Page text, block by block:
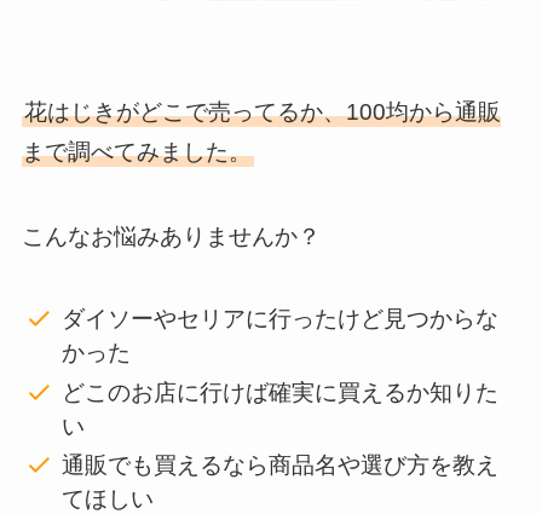
花はじきがどこで売ってるか、100均から通販
まで調べてみました。
こんなお悩みありませんか？
ダイソーやセリアに行ったけど見つからな
かった
どこのお店に行けば確実に買えるか知りた
い
通販でも買えるなら商品名や選び方を教え
てほしい